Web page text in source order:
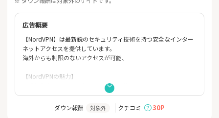
広告概要
【NordVPN】は最新鋭のセキュリティ技術を持つ安全なインター
ネットアクセスを提供しています。
海外からも制限のないアクセスが可能、
【NordVPNの魅力】
・途切れないスムーズなストリーミング
・簡単なVPN設定
・次世代暗号化
・マルウェア保護
ダウン報酬 対象外 クチコミ 30P